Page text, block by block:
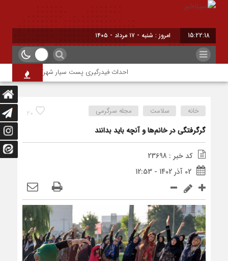
15:22:19 امروز : شنبه - ۱۷ مرداد - ۱۴۰۵
احداث فیدرگیری پست سیار شهرک رازی؛ گامی مؤثر
20 خانه سلامت مجله سرگرمی
گرگرفتگی در خانم‌ها و آنچه باید بدانند
کد خبر : 23698
02 آذر 1402 - 12:53